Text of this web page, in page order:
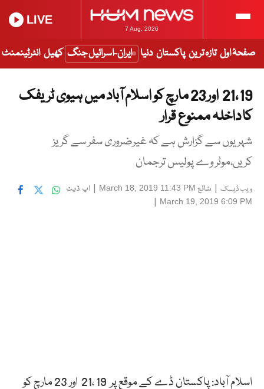
7 Aug, 2026
LIVE
صفحۂ اول تازہ ترین پاکستان دنیا ایران-اسرائیل جنگ کھیل انٹرٹینمنٹ
19 ،21 اور 23 مارچ کو اسلام آباد میں ہیوی ٹریفک
کا داخلہ ممنوع قرار
شہریوں سے گزارش ہے کہ غیرضروری سفر سے گریز
کریں،موٹر وے پولیس ترجمان
ویب ڈیسک | شائع March 18, 2019 11:43 PM
| اپ ڈیٹ
March 19, 2019 6:09 PM
|
اسلام آباد: پاکستان ڈے کے موقع پر 19 ،21 اور 23 مارچ کو